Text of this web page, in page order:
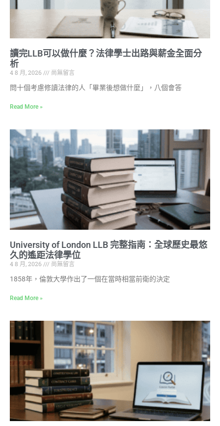
讀完LLB可以做什麼？法律學士出路與薪金全面分
析
4 8 月, 2026
尚無留言
問十個考慮修讀法律的人「畢業後想做什麼」，八個會答
Read More »
University of London LLB 完整指南：全球歷史最悠
久的遙距法律學位
4 8 月, 2026
尚無留言
1858年，倫敦大學作出了一個在當時相當前衛的決定
Read More »